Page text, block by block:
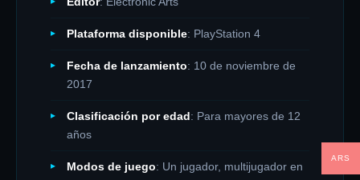
Plataforma disponible: PlayStation 4
Fecha de lanzamiento: 10 de noviembre de
2017
Clasificación por edad: Para mayores de 12
años
Modos de juego: Un jugador, multijugador en
ARS